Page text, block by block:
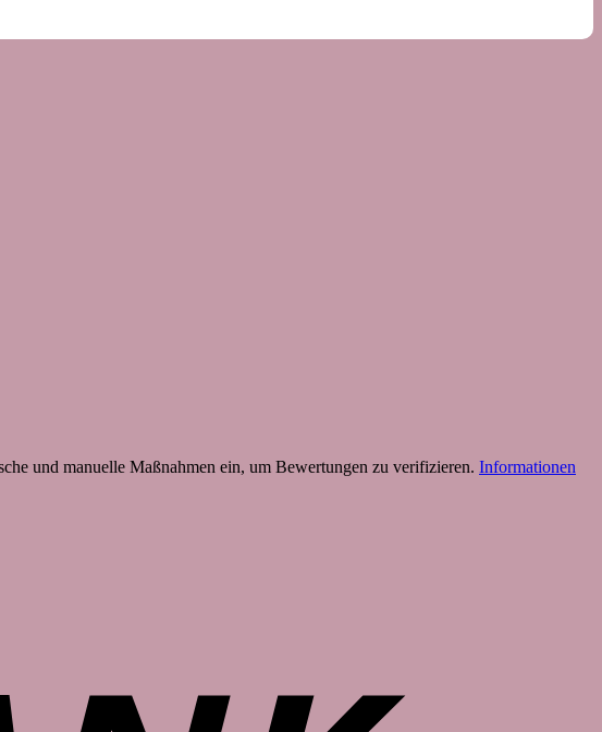
und manuelle Maßnahmen ein, um Bewertungen zu verifizieren. Informationen